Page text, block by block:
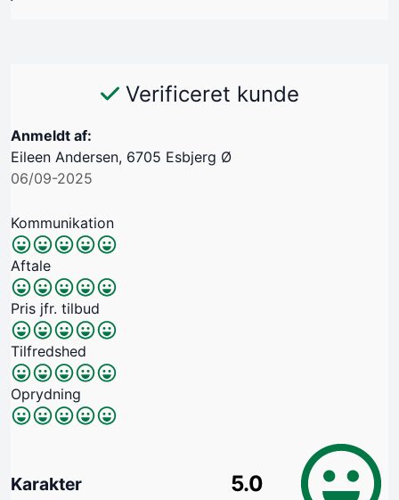
Verificeret kunde
Anmeldt af:
Eileen Andersen, 6705 Esbjerg Ø
06/09-2025
Kommunikation
Aftale
Pris jfr. tilbud
Tilfredshed
Oprydning
Karakter 5.0